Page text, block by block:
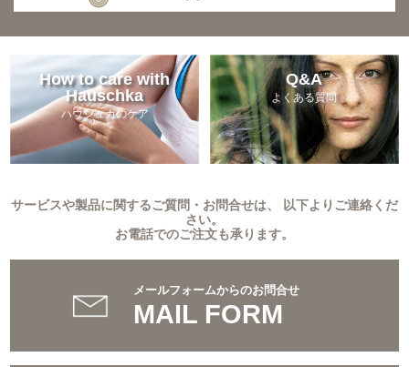
How to care with
Hauschka
ハウシュカのケア
Q&A
よくある質問
サービスや製品に関するご質問・お問合せは、 以下よりご連絡くだ
さい。
お電話でのご注文も承ります。
メールフォームからのお問合せ
MAIL FORM